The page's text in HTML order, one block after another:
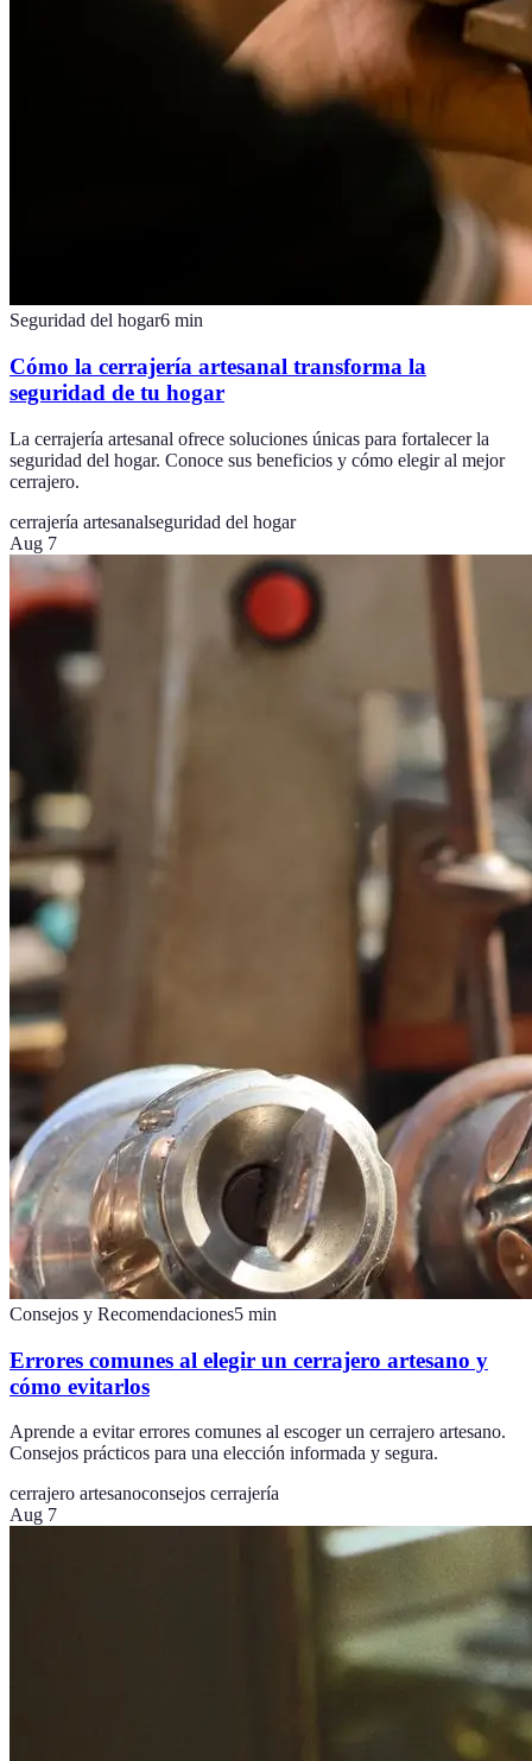
Seguridad del hogar6 min
Cómo la cerrajería artesanal transforma la
seguridad de tu hogar
La cerrajería artesanal ofrece soluciones únicas para fortalecer la
seguridad del hogar. Conoce sus beneficios y cómo elegir al mejor
cerrajero.
cerrajería artesanalseguridad del hogar
Aug 7
Consejos y Recomendaciones5 min
Errores comunes al elegir un cerrajero artesano y
cómo evitarlos
Aprende a evitar errores comunes al escoger un cerrajero artesano.
Consejos prácticos para una elección informada y segura.
cerrajero artesanoconsejos cerrajería
Aug 7